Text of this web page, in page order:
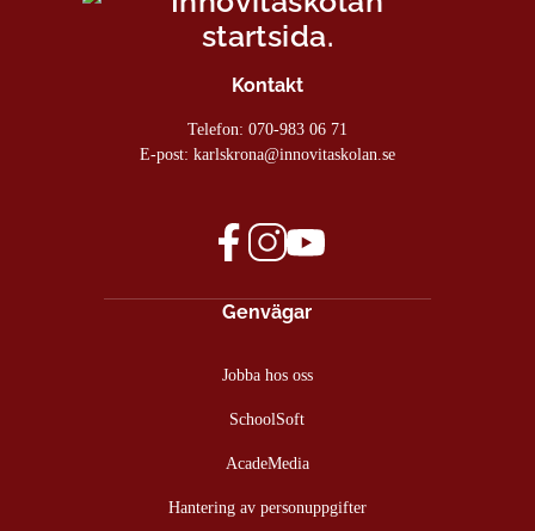
Kontakt
Telefon: 070-983 06 71
E-post: karlskrona@innovitaskolan.se
(öppnas
i
fönster)
(öppnas
i
fönster)
(öppnas
i
fönster)
Genvägar
Jobba hos oss
SchoolSoft
AcadeMedia
Hantering av personuppgifter